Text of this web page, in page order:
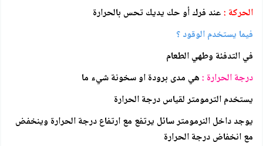
الحركة :عند فرك أو حك يديك تحس بالحرارة
فيما يستخدم الوقود ؟
في التدفئة وطهي الطعام
درجة الحرارة :هي مدى برودة او سخونة شيء ما
يستخدم الترمومتر لقياس درجة الحرارة
يوجد داخل النرمومتر سائل يرتفع مع ارتفاع درجة الحرارة وينخفض
مع انخفاض درجة الحرارة